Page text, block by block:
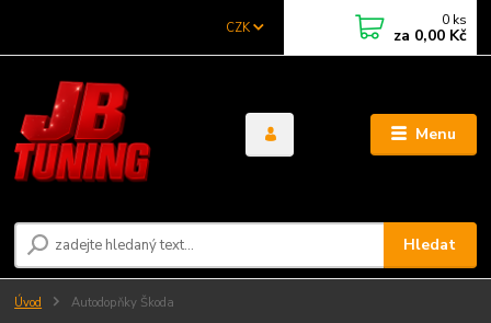
Menu
CZK
Hledat
0 ks
za 0,00 Kč
Úvod Autodopňky Škoda